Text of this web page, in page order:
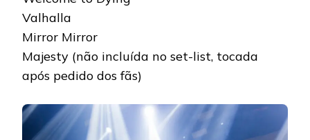
Valhalla
Mirror Mirror
Majesty (não incluída no set-list, tocada
após pedido dos fãs)